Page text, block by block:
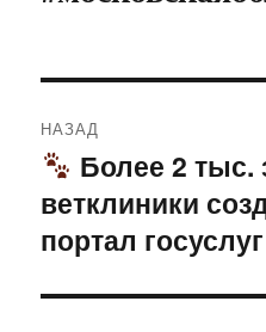
по
записям
НАЗАД
Предыдущая
запись:
Более 2 тыс.
ветклиники
портал